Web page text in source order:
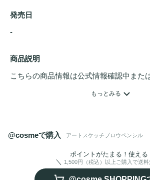
発売日
-
商品説明
こちらの商品情報は公式情報確認中また
細芯設計で眉尻まで美しく仕上がり、ナ
ある眉を演出します。
するすると描きやすいなめらかな使用感
もっとみる
@cosmeで購入 アートスケッチブロウペンシル
ポイントがたまる！使える
1,500円（税込）以上ご購入で送